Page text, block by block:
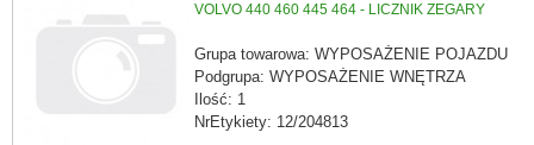
VOLVO 440 460 445 464 - LICZNIK ZEGARY
Grupa towarowa: WYPOSAŻENIE POJAZDU
Podgrupa: WYPOSAŻENIE WNĘTRZA
Ilość: 1
NrEtykiety: 12/204813